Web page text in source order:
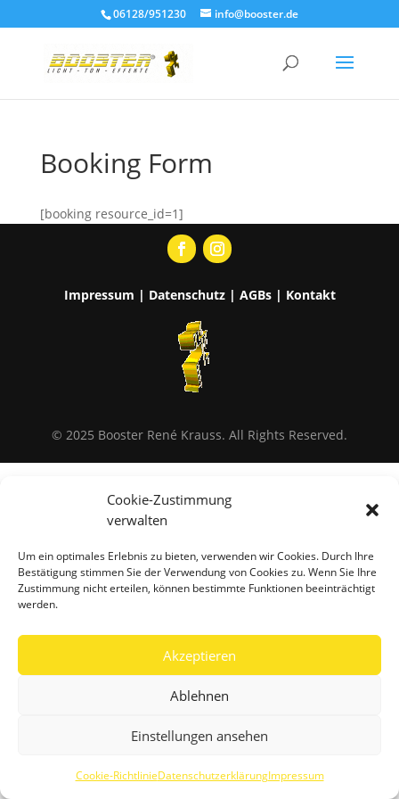
Cookie-Zustimmung
verwalten
Um ein optimales Erlebnis zu bieten, verwenden wir Cookies. Durch Ihre
Bestätigung stimmen Sie der Verwendung von Cookies zu. Wenn Sie Ihre
Zustimmung nicht erteilen, können bestimmte Funktionen beeinträchtigt
werden.
Akzeptieren
Ablehnen
Einstellungen ansehen
Cookie-RichtlinieDatenschutzerklärungImpressum
06128/951230 info@booster.de
Booking Form
[booking resource_id=1]
Impressum | Datenschutz| AGBs| Kontakt
© 2025 Booster René Krauss. All Rights Reserved.